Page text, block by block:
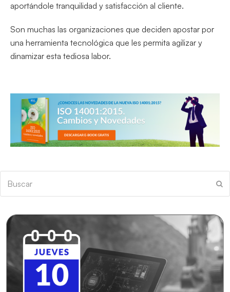
aportándole tranquilidad y satisfacción al cliente.
Son muchas las organizaciones que deciden apostar por
una herramienta tecnológica que les permita agilizar y
dinamizar esta tediosa labor.